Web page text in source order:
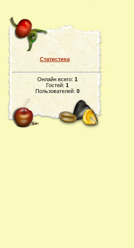
Статистика
Онлайн всего: 1
Гостей: 1
Пользователей: 0